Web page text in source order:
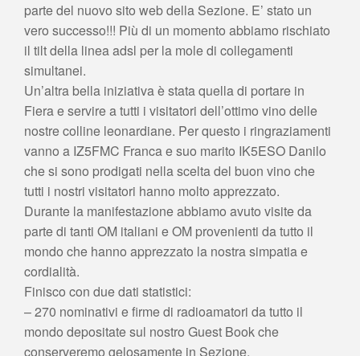
parte del nuovo sito web della Sezione. E’ stato un
vero successo!!! Più di un momento abbiamo rischiato
il tilt della linea adsl per la mole di collegamenti
simultanei.
Un’altra bella iniziativa è stata quella di portare in
Fiera e servire a tutti i visitatori dell’ottimo vino delle
nostre colline leonardiane. Per questo i ringraziamenti
vanno a IZ5FMC Franca e suo marito IK5ESO Danilo
che si sono prodigati nella scelta del buon vino che
tutti i nostri visitatori hanno molto apprezzato.
Durante la manifestazione abbiamo avuto visite da
parte di tanti OM italiani e OM provenienti da tutto il
mondo che hanno apprezzato la nostra simpatia e
cordialità.
Finisco con due dati statistici:
– 270 nominativi e firme di radioamatori da tutto il
mondo depositate sul nostro Guest Book che
conserveremo gelosamente in Sezione.